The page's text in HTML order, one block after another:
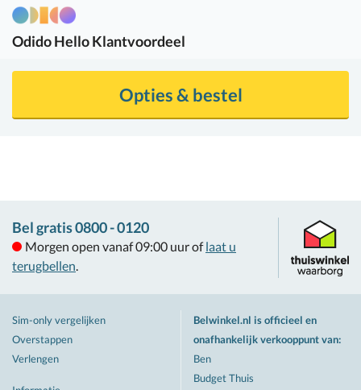
OdidoHello Klantvoordeel
Opties & bestel
Bel gratis 0800 - 0120
Morgen open vanaf 09:00 uur of laat u
terugbellen.
Sim-only vergelijken
Overstappen
Verlengen
Belwinkel.nl is officieel en
onafhankelijk verkooppunt van:
Ben
Budget Thuis